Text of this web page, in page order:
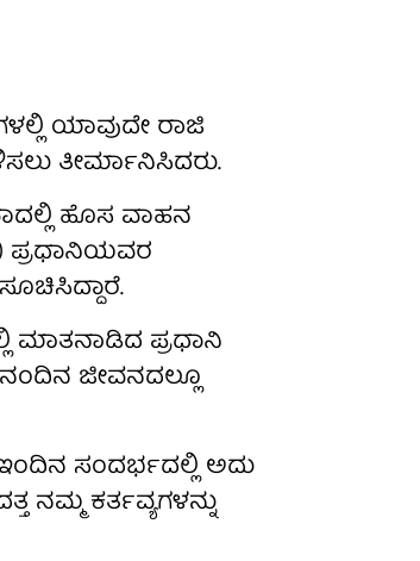
ಯಾವುದೇ ರಾಜಿ
ತೀರ್ಮಾನಿಸಿದರು.
ಹೊಸ ವಾಹನ
ಪ್ರಧಾನಿಯವರ
ಮಾತನಾಡಿದ ಪ್ರಧಾನಿ
ಜೀವನದಲ್ಲೂ
ಇಂದಿನ ಸಂದರ್ಭದಲ್ಲಿ ಅದು
ನಮ್ಮ ಕರ್ತವ್ಯಗಳನ್ನು